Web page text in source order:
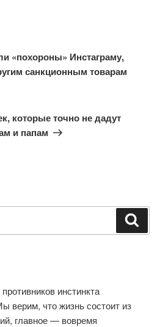
«похороны» Инстаграму,
санкционным товарам
которые точно не дадут
и папам
инстинкта
верим, что жизнь состоит из
главное — вовремя